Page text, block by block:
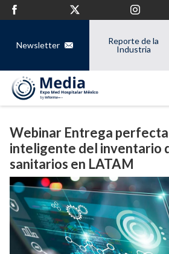
Newsletter
Reporte de la
Industria
Webinar Entrega
inteligente del inventario
sanitarios en LATAM